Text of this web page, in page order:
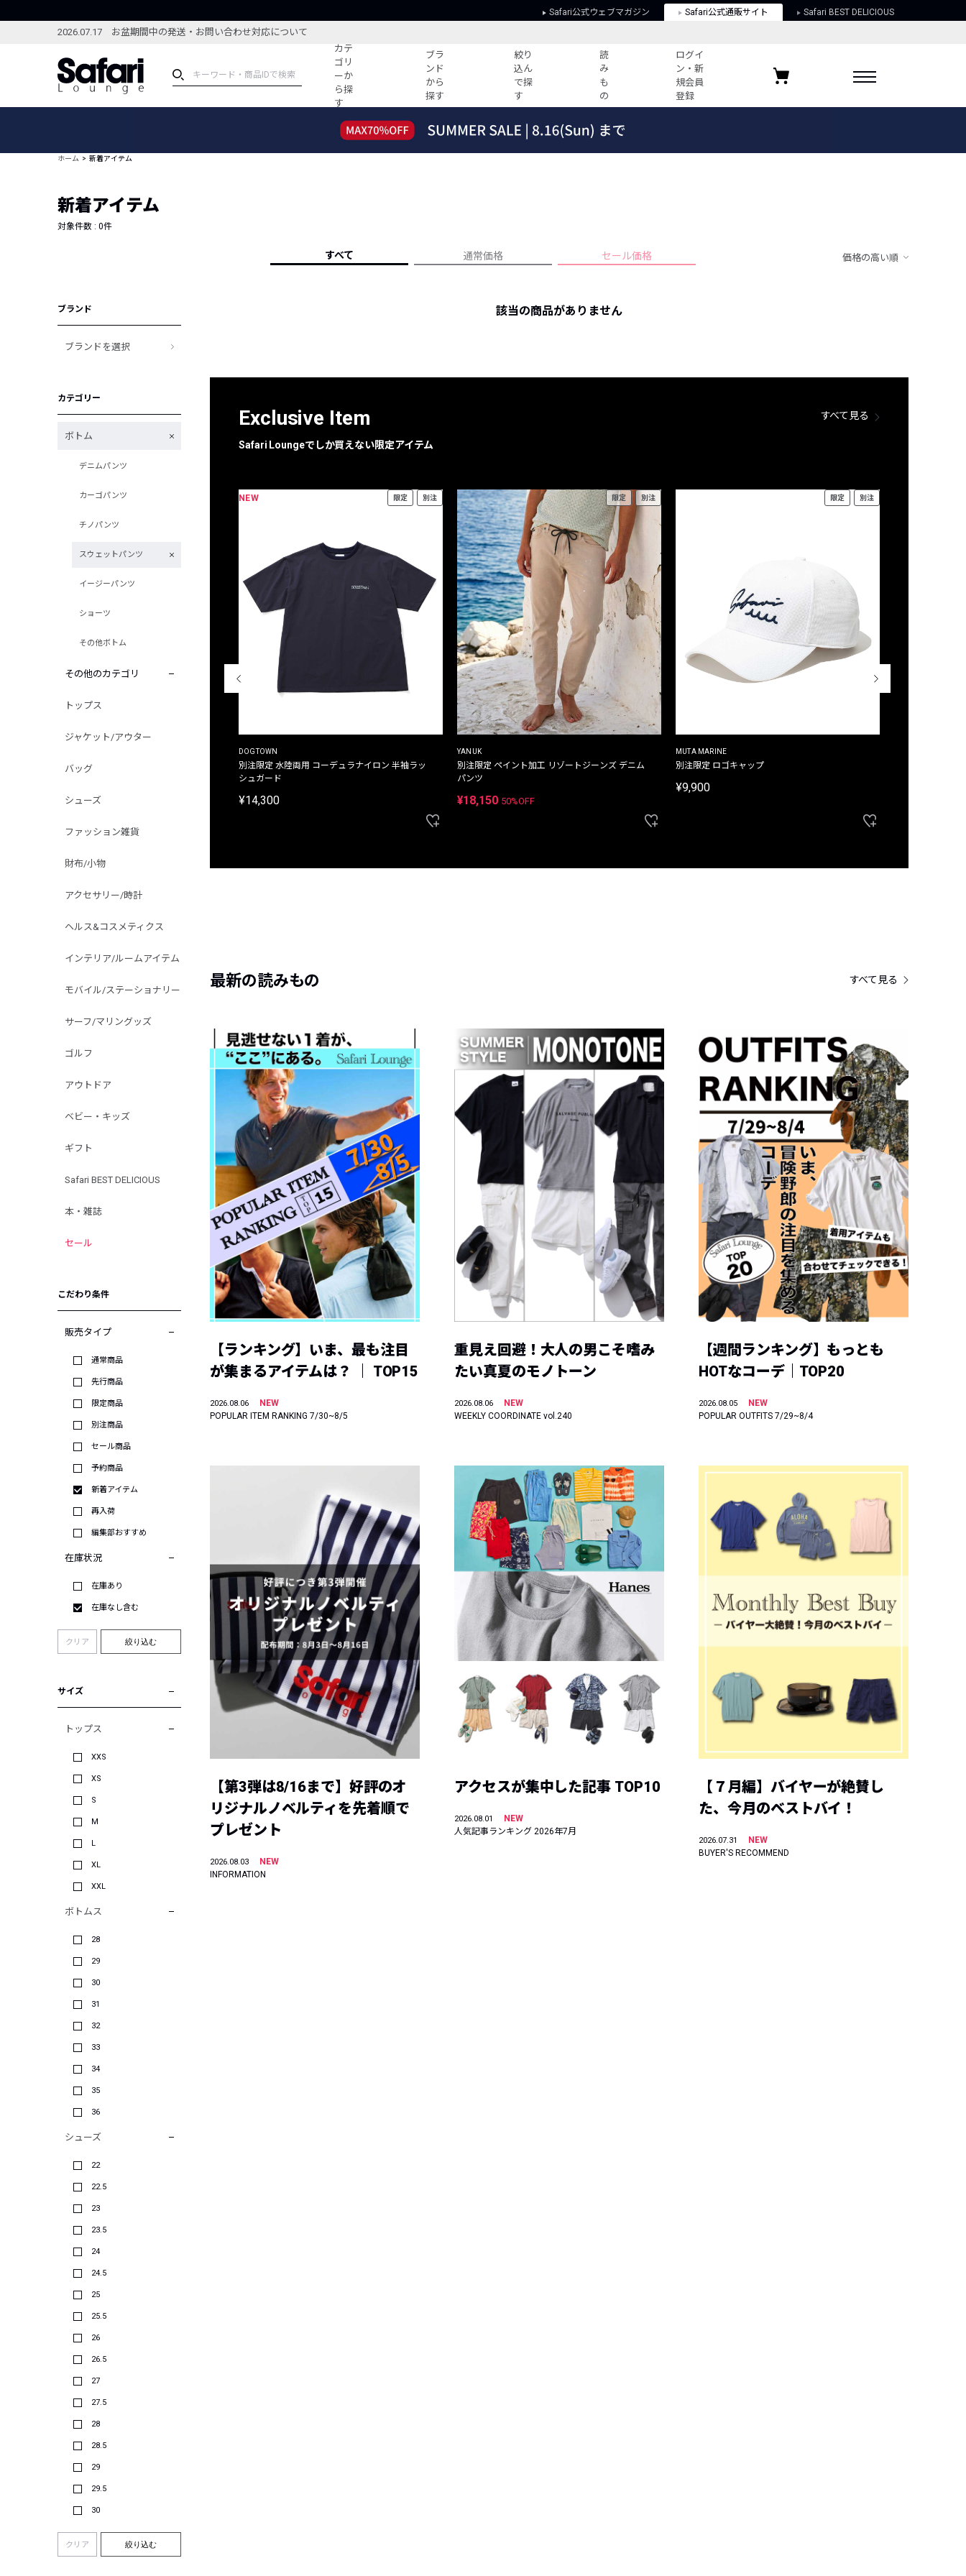
Safari公式ウェブマガジン Safari公式通販サイト Safari BEST DELICIOUS
2026.07.17 お盆期間中の発送・お問い合わせ対応について
カテ
ゴリ
ーか
ら探
す
ブラ
ンド
から
探す
絞り
込ん
で探
す
読
み
も
の
ログイ
ン・新
規会員
登録
ブランドから探す
新着アイテム
編集部のおすすめアイテム
すべての記事
人気記事ランキング
フォーカスブランド
プライバシーポリシー
お気に入りブランド
ホーム 新着アイテム
新着アイテム
対象件数 : 0件
すべて 通常価格 セール価格 価格の高い順
ブランド
ブランドを選択
カテゴリー
ボトム
デニムパンツ
カーゴパンツ
チノパンツ
スウェットパンツ
イージーパンツ
ショーツ
その他ボトム
その他のカテゴリ
トップス
ジャケット/アウター
バッグ
シューズ
ファッション雑貨
財布/小物
アクセサリー/時計
ヘルス&コスメティクス
インテリア/ルームアイテム
モバイル/ステーショナリー
サーフ/マリングッズ
ゴルフ
アウトドア
ベビー・キッズ
ギフト
Safari BEST DELICIOUS
本・雑誌
セール
こだわり条件
販売タイプ
通常商品
先行商品
限定商品
別注商品
セール商品
予約商品
新着アイテム
再入荷
編集部おすすめ
在庫状況
在庫あり
在庫なし含む
クリア 絞り込む
サイズ
トップス
XXS
XS
S
M
L
XL
XXL
ボトムス
28
29
30
31
32
33
34
35
36
シューズ
22
22.5
23
23.5
24
24.5
25
25.5
26
26.5
27
27.5
28
28.5
29
29.5
30
クリア 絞り込む
該当の商品がありません
Exclusive Item
Safari Loungeでしか買えない限定アイテム
すべて見る
別注限定 ピグメントダイ バックプリント サーフ
NEW 限定 別注
DOGTOWN
別注限定 水陸両用 コーデュラナイロン 半袖ラッ
シュガード
¥14,300
限定 別注
YANUK
別注限定 ペイント加工 リゾートジーンズ デニム
パンツ
¥18,150 50%OFF
限定 別注
MUTA MARINE
別注限定 ロゴキャップ
¥9,900
最新の読みもの すべて見る
【ランキング】いま、最も注目
が集まるアイテムは？ ｜ TOP15
2026.08.06
NEW
POPULAR ITEM RANKING 7/30~8/5
重見え回避！大人の男こそ嗜み
たい真夏のモノトーン
2026.08.06
NEW
WEEKLY COORDINATE vol.240
【週間ランキング】もっとも
HOTなコーデ｜TOP20
2026.08.05
NEW
POPULAR OUTFITS 7/29~8/4
【第3弾は8/16まで】好評のオ
リジナルノベルティを先着順で
プレゼント
2026.08.03
NEW
INFORMATION
アクセスが集中した記事 TOP10
2026.08.01
NEW
人気記事ランキング 2026年7月
【７月編】バイヤーが絶賛し
た、今月のベストバイ！
2026.07.31
NEW
BUYER'S RECOMMEND